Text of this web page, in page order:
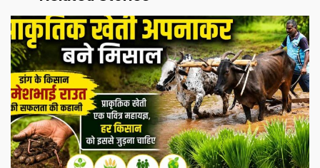
1 min read